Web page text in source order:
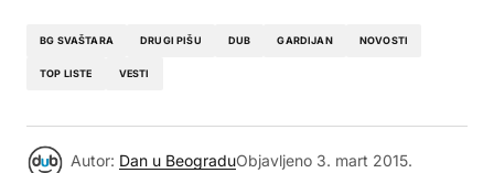
BG SVAŠTARA DRUGI PIŠU DUB GARDIJAN NOVOSTI
TOP LISTE VESTI
Autor: Dan u BeograduObjavljeno 3. mart 2015.